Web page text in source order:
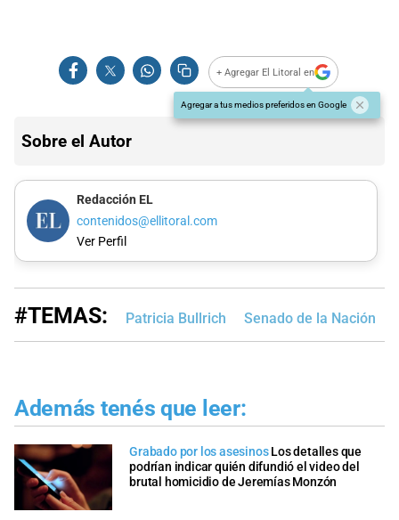
+ Agregar El Litoral en
Agregar a tus medios preferidos en Google
Sobre el Autor
Redacción EL
contenidos@ellitoral.com
Ver Perfil
#TEMAS: Patricia Bullrich Senado de la Nación
Además tenés que leer:
Grabado por los asesinos Los detalles que
podrían indicar quién difundió el video del
brutal homicidio de Jeremías Monzón